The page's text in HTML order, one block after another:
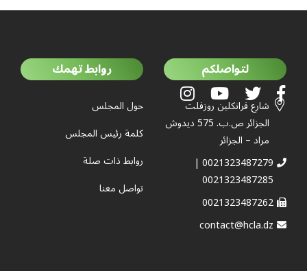
لتواصلكم
شارع فرانكلين روزفلت
الجزائر ص.ب. 575 ديدوش
مراد – الجزائر
0021323487279 |
0021323487285
0021323487262
contact@hcla.dz
روابط تهمك
حول المجلس
كلمة رئيس المجلس
روابط ذات صلة
تواصل معنا